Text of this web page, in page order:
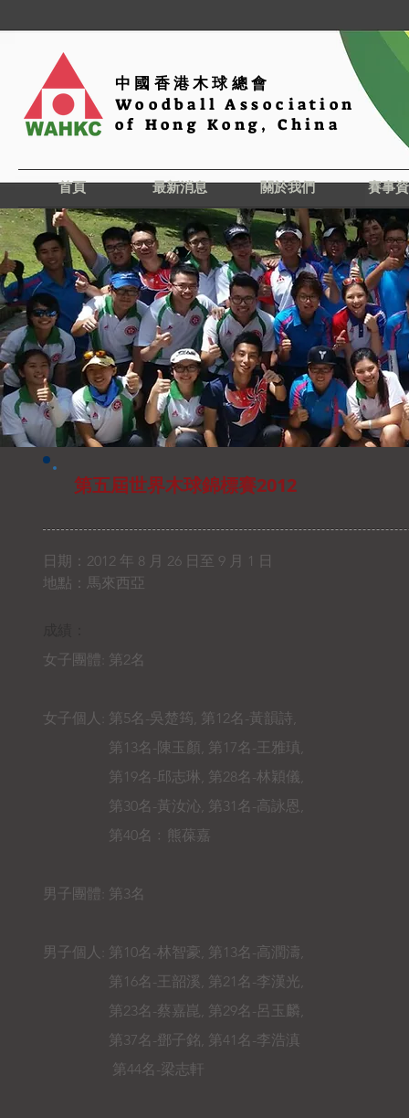
中國香港木球總會
Woodball Association
of Hong Kong, China
第五屆世界木球錦標賽2012
日期：2012 年 8 月 26 日至 9 月 1 日
地點：馬來西亞
女子團體: 第2名
女子個人: 第5名-吳楚筠, 第12名-黃韻詩,
第13名-陳玉顏, 第17名-王雅瑱,
第19名-邱志琳, 第28名-林穎儀,
第30名-黃汝沁, 第31名-高詠恩,
第40名﹕熊葆嘉
男子團體: 第3名
男子個人: 第10名-林智豪, 第13名-高潤濤,
第16名-王韶溪, 第21名-李漢光,
第23名-蔡嘉崑, 第29名-呂玉麟,
第37名-鄧子銘, 第41名-李浩滇
第44名-梁志軒
首頁 最新消息 關於我們 賽事